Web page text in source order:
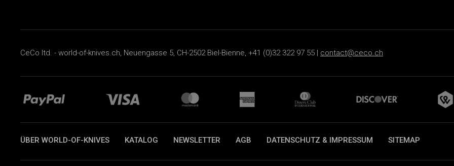
CeCo ltd. - world-of-knives.ch, Neuengasse 5, CH-2502 Biel-Bienne, +41 (0)32 322 97 55 | contact@ceco.ch
ÜBER WORLD-OF-KNIVES KATALOG NEWSLETTER AGB DATENSCHUTZ & IMPRESSUM SITEMAP